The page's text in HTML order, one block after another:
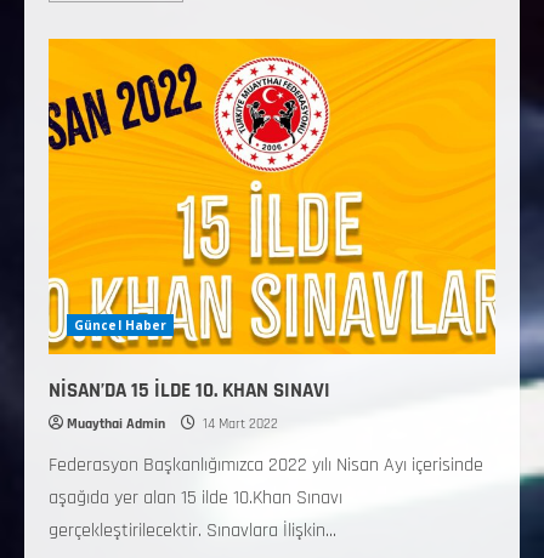
Güncel Haber
NİSAN’DA 15 İLDE 10. KHAN SINAVI
Muaythai Admin 14 Mart 2022
Federasyon Başkanlığımızca 2022 yılı Nisan Ayı içerisinde
aşağıda yer alan 15 ilde 10.Khan Sınavı
gerçekleştirilecektir. Sınavlara İlişkin...